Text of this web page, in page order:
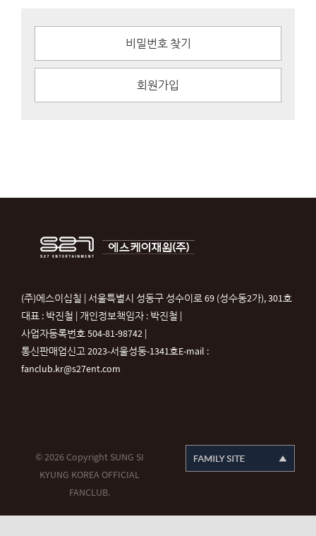
비밀번호 찾기
회원가입
(주)에스이십칠 | 서울특별시 성동구 성수이로 69 (성수동2가), 301호
대표 : 박진철 | 개인정보책임자 : 박진철 |
사업자등록번호 504-81-98742 |
통신판매업신고 2023-서울성동-1341호E-mail :
fanclub.kr@s27ent.com
© 2026 Copyright SUNG SI
KYUNG KOREA OFFICIAL
FANCLUB.